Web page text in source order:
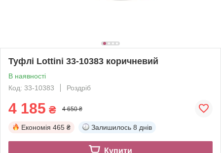
Туфлі Lottini 33-10383 коричневий
В наявності
Код: 33-10383
Роздріб
4 185 ₴ 4 650 ₴
Економія 465 ₴ Залишилось 8 днів
Купити